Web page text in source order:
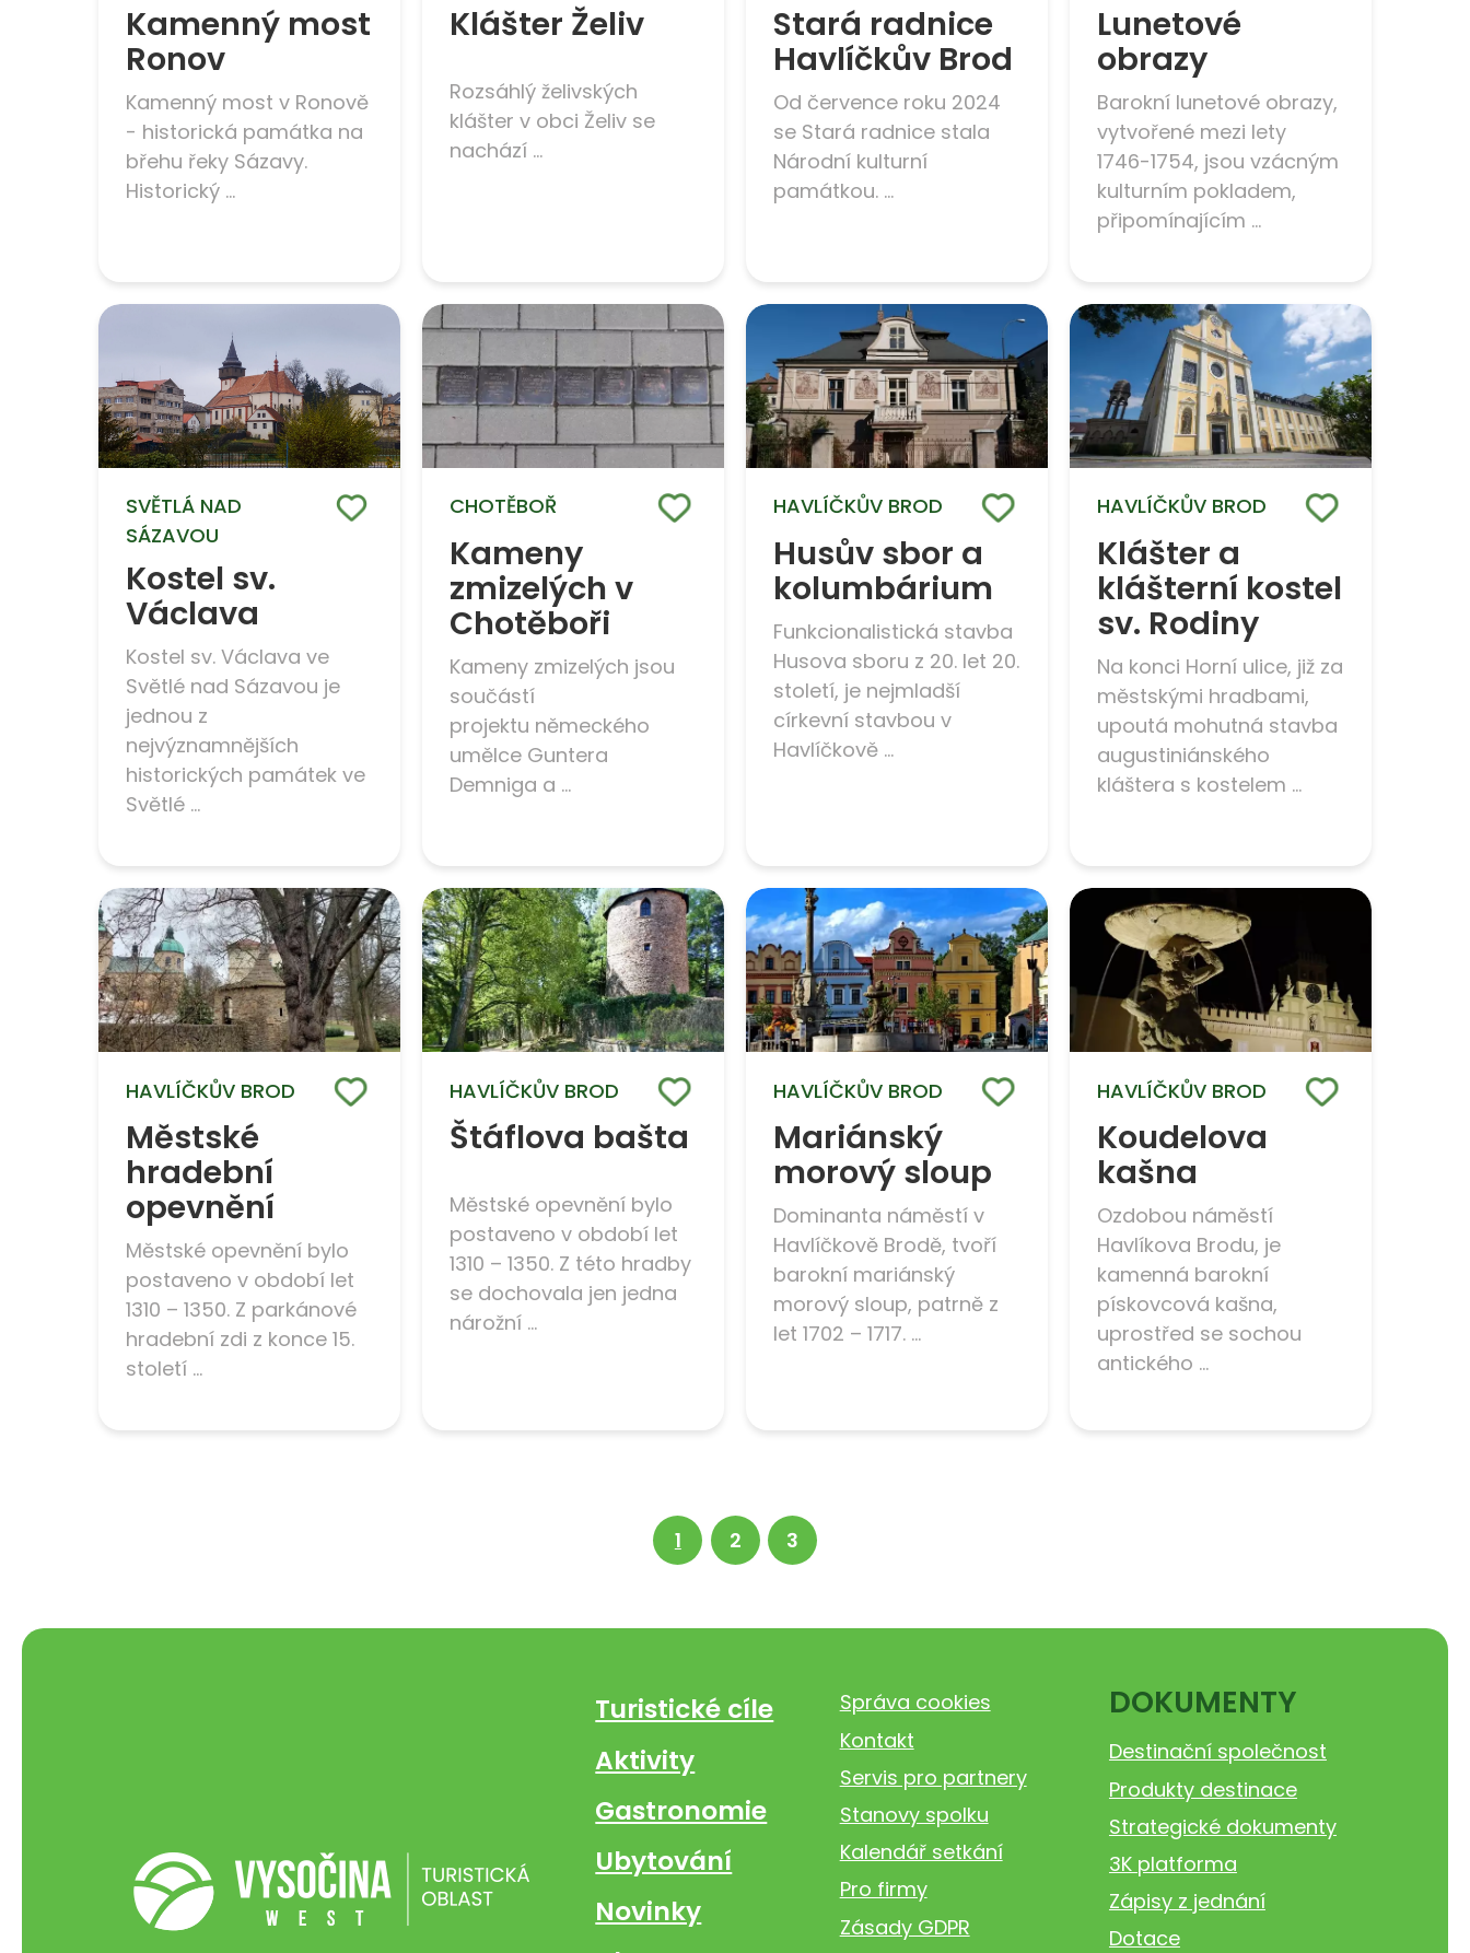
Kamenný most
Ronov
Kamenný most v Ronově
- historická památka na
břehu řeky Sázavy.
Historický ...
Klášter Želiv
Rozsáhlý želivských
klášter v obci Želiv se
nachází ...
Stará radnice
Havlíčkův Brod
Od července roku 2024
se Stará radnice stala
Národní kulturní
památkou. ...
Lunetové
obrazy
Barokní lunetové obrazy,
vytvořené mezi lety
1746-1754, jsou vzácným
kulturním pokladem,
připomínajícím ...
SVĚTLÁ NAD
SÁZAVOU
Kostel sv.
Václava
Kostel sv. Václava ve
Světlé nad Sázavou je
jednou z
nejvýznamnějších
historických památek ve
Světlé ...
CHOTĚBOŘ
Kameny
zmizelých v
Chotěboři
Kameny zmizelých jsou
součástí
projektu německého
umělce Guntera
Demniga a ...
HAVLÍČKŮV BROD
Husův sbor a
kolumbárium
Funkcionalistická stavba
Husova sboru z 20. let 20.
století, je nejmladší
církevní stavbou v
Havlíčkově ...
HAVLÍČKŮV BROD
Klášter a
klášterní kostel
sv. Rodiny
Na konci Horní ulice, již za
městskými hradbami,
upoutá mohutná stavba
augustiniánského
kláštera s kostelem ...
HAVLÍČKŮV BROD
Městské
hradební
opevnění
Městské opevnění bylo
postaveno v období let
1310 – 1350. Z parkánové
hradební zdi z konce 15.
století ...
HAVLÍČKŮV BROD
Štáflova bašta
Městské opevnění bylo
postaveno v období let
1310 – 1350. Z této hradby
se dochovala jen jedna
nárožní ...
HAVLÍČKŮV BROD
Mariánský
morový sloup
Dominanta náměstí v
Havlíčkově Brodě, tvoří
barokní mariánský
morový sloup, patrně z
let 1702 – 1717. ...
HAVLÍČKŮV BROD
Koudelova
kašna
Ozdobou náměstí
Havlíkova Brodu, je
kamenná barokní
pískovcová kašna,
uprostřed se sochou
antického ...
1 2 3
Turistické cíle
Aktivity
Gastronomie
Ubytování
Novinky
Správa cookies
Kontakt
Servis pro partnery
Stanovy spolku
Kalendář setkání
Pro firmy
Zásady GDPR
DOKUMENTY
Destinační společnost
Produkty destinace
Strategické dokumenty
3K platforma
Zápisy z jednání
Dotace